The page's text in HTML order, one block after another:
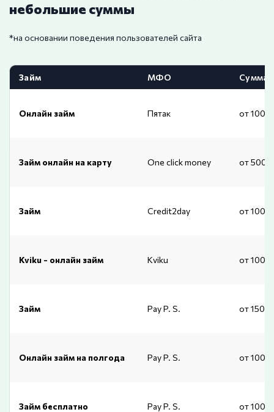
небольшие суммы
*на основании поведения пользователей сайта
Займ МФО Сумма
Онлайн займ Пятак от
Займ онлайн на карту One click money от 500
Займ Credit2day от
Kviku - онлайн займ Kviku от 1000
Займ Pay P. S. от
Онлайн займ на полгода Pay P. S. от 1000
Займ бесплатно Pay P. S. от 1000